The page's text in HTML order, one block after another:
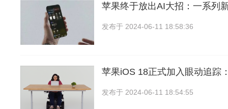
苹果终于放出AI大招：一系列
发布于 2024-06-11 18:58:36
苹果iOS 18正式加入眼动追踪
发布于 2024-06-11 18:54:55